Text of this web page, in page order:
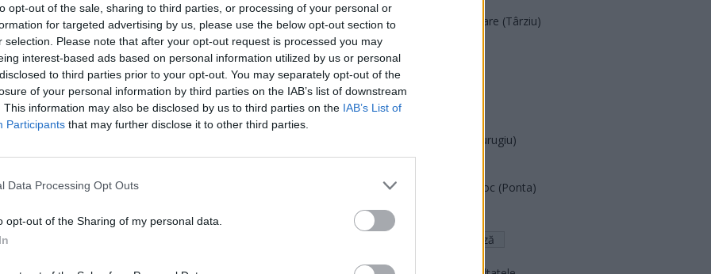
opt-out of the sale, sharing to third parties, or processing of your personal or
for targeted advertising by us, please use the below opt-out section to
selection. Please note that after your opt-out request is processed you may
interest-based ads based on personal information utilized by us or personal
to third parties prior to your opt-out. You may separately opt-out of the
of your personal information by third parties on the IAB’s list of downstream
This information may also be disclosed by us to third parties on the IAB’s List of
Participants that may further disclose it to other third parties.
Data Processing Opt Outs
opt-out of the Sharing of my personal data.
ad
Acțiunea Conservatoare (Târziu)
PDF (Lazarus)
PUSL (D. Voiculescu)
PNȚCD (Pavelescu)
PNCR (Terheș)
Partidul Patrioților (Surugiu)
România pe Primul Loc (Ponta)
Altul